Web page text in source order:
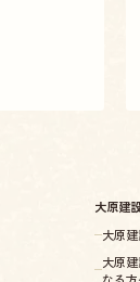
大原建
大原
大原
なる